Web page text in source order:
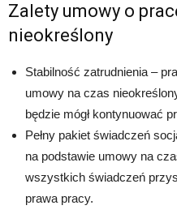
Zalety umowy o
nieokreślony
Stabilność zatrudnienia –
umowy na czas
będzie mógł kontynuować
Pełny pakiet świadczeń
na podstawie umowy na
wszystkich świadczeń
prawa pracy.